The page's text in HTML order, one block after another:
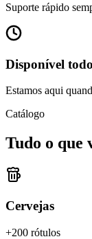
Suporte rápido
Disponível
Estamos aqui
Catálogo
Tudo o que
Cervejas
+200 rótulos